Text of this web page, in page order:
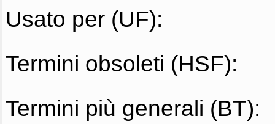
Usato per (UF):
Termini obsoleti (HSF):
Termini più generali (BT):